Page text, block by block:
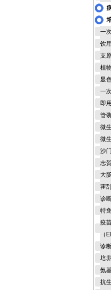
一
饮
支
植
显
一
即
管
微
微
沙
志
大
霍
诊
特
疫
（
诊
培
氨
抗